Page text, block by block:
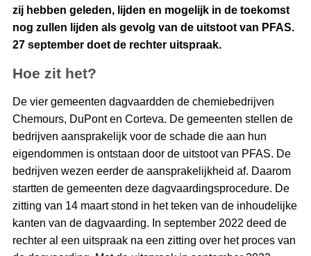
zij hebben geleden, lijden en mogelijk in de toekomst
nog zullen lijden als gevolg van de uitstoot van PFAS.
27 september doet de rechter uitspraak.
Hoe zit het?
De vier gemeenten dagvaardden de chemiebedrijven
Chemours, DuPont en Corteva. De gemeenten stellen de
bedrijven aansprakelijk voor de schade die aan hun
eigendommen is ontstaan door de uitstoot van PFAS. De
bedrijven wezen eerder de aansprakelijkheid af. Daarom
startten de gemeenten deze dagvaardingsprocedure. De
zitting van 14 maart stond in het teken van de inhoudelijke
kanten van de dagvaarding. In september 2022 deed de
rechter al een uitspraak na een zitting over het proces van